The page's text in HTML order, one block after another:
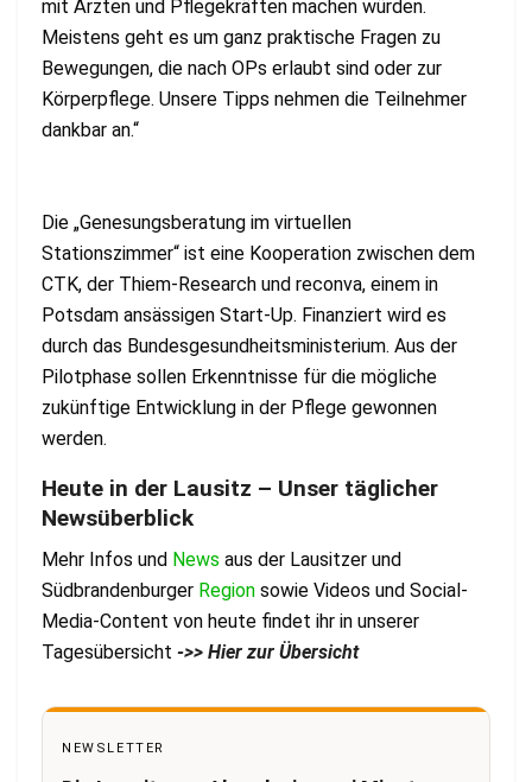
mit Ärzten und Pflegekräften machen würden.
Meistens geht es um ganz praktische Fragen zu
Bewegungen, die nach OPs erlaubt sind oder zur
Körperpflege. Unsere Tipps nehmen die Teilnehmer
dankbar an.“
Die „Genesungsberatung im virtuellen
Stationszimmer“ ist eine Kooperation zwischen dem
CTK, der Thiem-Research und reconva, einem in
Potsdam ansässigen Start-Up. Finanziert wird es
durch das Bundesgesundheitsministerium. Aus der
Pilotphase sollen Erkenntnisse für die mögliche
zukünftige Entwicklung in der Pflege gewonnen
werden.
Heute in der Lausitz – Unser täglicher
Newsüberblick
Mehr Infos und News aus der Lausitzer und
Südbrandenburger Region sowie Videos und Social-
Media-Content von heute findet ihr in unserer
Tagesübersicht ->> Hier zur Übersicht
NEWSLETTER